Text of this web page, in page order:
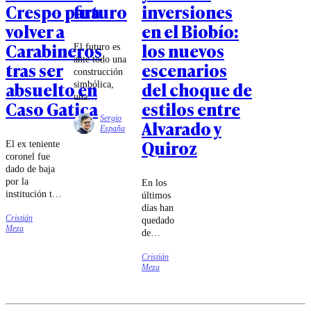
Crespo para
volver a
Carabineros
tras ser
absuelto en
Caso Gatica
El ex teniente
coronel fue
dado de baja
por la
institución tras
irregularidades
en el manejo
episodio que
Cristián
Meza
futuro
El futuro es
ante todo una
construcción
simbólica,
una
proyección
de
expectativas,
Sergio
España
inversiones
en el Biobío:
los nuevos
escenarios
del choque de
estilos entre
Alvarado y
Quiroz
En los
últimos
días han
quedado
de
las
diferencias
pesados"
Cristián
Meza